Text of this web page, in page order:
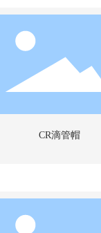
CR滴管帽